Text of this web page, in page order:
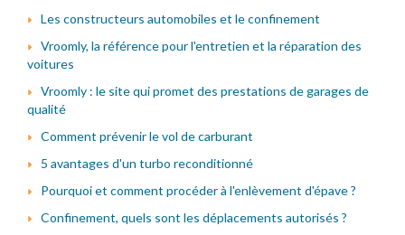
Les constructeurs automobiles et le confinement
Vroomly, la référence pour l'entretien et la réparation des
voitures
Vroomly : le site qui promet des prestations de garages de
qualité
Comment prévenir le vol de carburant
5 avantages d'un turbo reconditionné
Pourquoi et comment procéder à l'enlèvement d'épave ?
Confinement, quels sont les déplacements autorisés ?